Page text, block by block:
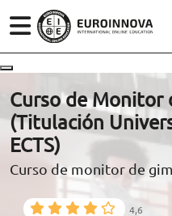
ÁREAS
ESTUDIOS
CONOCE EUROINNOVA
(+34)958 050 200(gratuito
900 831 200
Curso de Monitor
(Titulación
ECTS)
Curso de monitor de
4,6